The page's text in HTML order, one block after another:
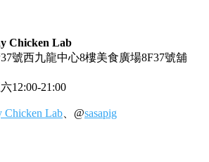
Chicken Lab
號西九龍中心8樓美食廣場8F37號舖
12:00-21:00
Chicken Lab 、@sasapig